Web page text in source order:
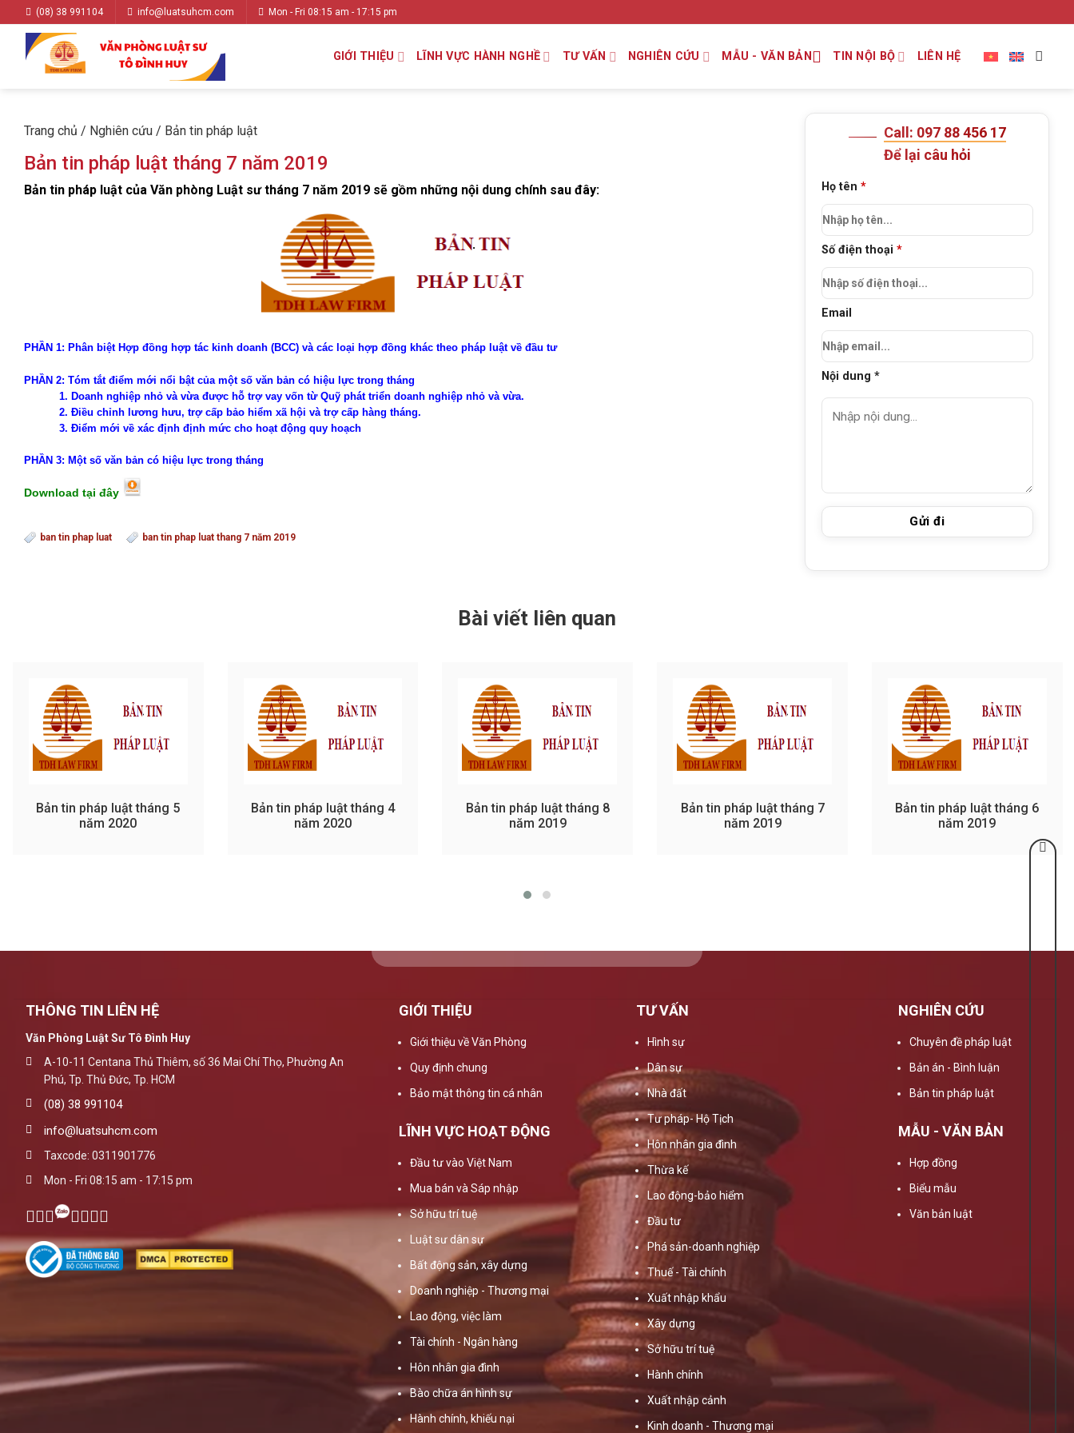
(08) 38 991104 info@luatsuhcm.com Mon - Fri 08:15 am - 17:15 pm
GIỚI THIỆU LĨNH VỰC HÀNH NGHỀ TƯ VẤN NGHIÊN CỨU MẪU - VĂN BẢN TIN NỘI BỘ LIÊN HỆ
Trang chủ / Nghiên cứu / Bản tin pháp luật
Bản tin pháp luật tháng 7 năm 2019
Bản tin pháp luật của Văn phòng Luật sư tháng 7 năm 2019 sẽ gồm những nội dung chính sau đây:
PHẦN 1: Phân biệt Hợp đồng hợp tác kinh doanh (BCC) và các loại hợp đồng khác theo pháp luật vềđầu tư
PHẦN 2: Tóm tắt điểm mới nổi bật của một số văn bản có hiệu lực trong tháng
1. Doanh nghiệp nhỏ và vừa được hỗ trợ vay vốn từ Quỹ phát triển doanh nghiệp nhỏ và vừa.
2. Điều chỉnh lương hưu, trợ cấp bảo hiểm xã hội và trợ cấp hàng tháng.
3. Điểm mới về xác định định mức cho hoạt động quy hoạch
PHẦN 3: Một số văn bản có hiệu lực trong tháng
Download tại đây
ban tin phap luat ban tin phap luat thang 7 năm 2019
Call: 097 88 456 17
Để lại câu hỏi
Họ tên*
Số điện thoại*
Email
Nội dung *
Bài viết liên quan
Bản tin pháp luật tháng 5
năm 2020
Bản tin pháp luật tháng 4
năm 2020
Bản tin pháp luật tháng 8
năm 2019
Bản tin pháp luật tháng 7
năm 2019
Bản tin pháp luật tháng 6
năm 2019
THÔNG TIN LIÊN HỆ
Văn Phòng Luật Sư Tô Đình Huy
A-10-11 Centana Thủ Thiêm, số 36 Mai Chí Thọ, Phường An
Phú, Tp. Thủ Đức, Tp. HCM
(08) 38 991104
info@luatsuhcm.com
Taxcode: 0311901776
Mon - Fri 08:15 am - 17:15 pm
GIỚI THIỆU
Giới thiệu về Văn Phòng
Quy định chung
Bảo mật thông tin cá nhân
LĨNH VỰC HOẠT ĐỘNG
Đầu tư vào Việt Nam
Mua bán và Sáp nhập
Sở hữu trí tuệ
Luật sư dân sự
Bất động sản, xây dựng
Doanh nghiệp - Thương mại
Lao động, việc làm
Tài chính - Ngân hàng
Hôn nhân gia đình
Bào chữa án hình sự
Hành chính, khiếu nại
TƯ VẤN
Hình sự
Dân sự
Nhà đất
Tư pháp- Hộ Tịch
Hôn nhân gia đình
Thừa kế
Lao động-bảo hiểm
Đầu tư
Phá sản-doanh nghiệp
Thuế - Tài chính
Xuất nhập khẩu
Xây dựng
Sở hữu trí tuệ
Hành chính
Xuất nhập cảnh
Kinh doanh - Thương mại
NGHIÊN CỨU
Chuyên đề pháp luật
Bản án - Bình luận
Bản tin pháp luật
MẪU - VĂN BẢN
Hợp đồng
Biểu mẫu
Văn bản luật